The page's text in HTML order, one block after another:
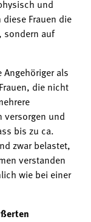
und
Frauen die
sondern auf
Angehöriger als
die nicht
versorgen und
bis zu ca.
zwar belastet,
verstanden
wie bei einer